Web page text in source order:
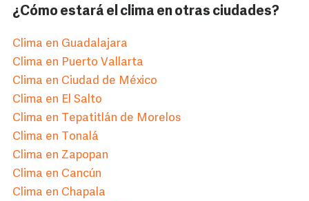
¿Cómo estará el clima en otras ciudades?
Clima en Guadalajara
Clima en Puerto Vallarta
Clima en Ciudad de México
Clima en El Salto
Clima en Tepatitlán de Morelos
Clima en Tonalá
Clima en Zapopan
Clima en Cancún
Clima en Chapala